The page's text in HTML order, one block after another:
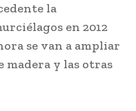
la
en 2012
se van a ampliar
madera y las otras